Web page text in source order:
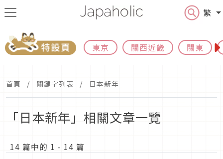
繁
東京 關西近畿 關東
首頁 關鍵字列表 日本新年
「日本新年」相關文章一覽
14 篇中的 1 - 14 篇